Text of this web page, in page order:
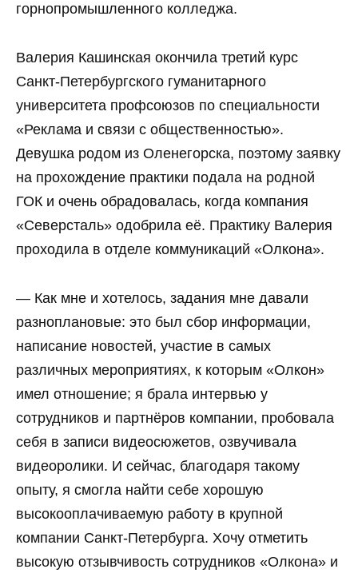
горнопромышленного колледжа.
Валерия Кашинская окончила третий курс
Санкт-Петербургского гуманитарного
университета профсоюзов по специальности
«Реклама и связи с общественностью».
Девушка родом из Оленегорска, поэтому заявку
на прохождение практики подала на родной
ГОК и очень обрадовалась, когда компания
«Северсталь» одобрила её. Практику Валерия
проходила в отделе коммуникаций «Олкона».
— Как мне и хотелось, задания мне давали
разноплановые: это был сбор информации,
написание новостей, участие в самых
различных мероприятиях, к которым «Олкон»
имел отношение; я брала интервью у
сотрудников и партнёров компании, пробовала
себя в записи видеосюжетов, озвучивала
видеоролики. И сейчас, благодаря такому
опыту, я смогла найти себе хорошую
высокооплачиваемую работу в крупной
компании Санкт-Петербурга. Хочу отметить
высокую отзывчивость сотрудников «Олкона» и